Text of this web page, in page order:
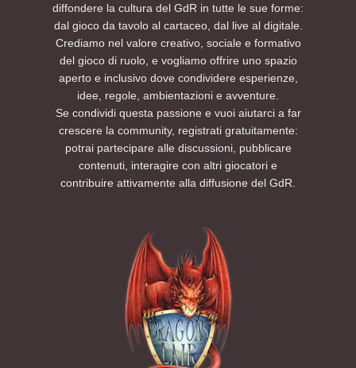
diffondere la cultura del GdR in tutte le sue forme:
dal gioco da tavolo al cartaceo, dal live al digitale.
Crediamo nel valore creativo, sociale e formativo
del gioco di ruolo, e vogliamo offrire uno spazio
aperto e inclusivo dove condividere esperienze,
idee, regole, ambientazioni e avventure.
Se condividi questa passione e vuoi aiutarci a far
crescere la community, registrati gratuitamente:
potrai partecipare alle discussioni, pubblicare
contenuti, interagire con altri giocatori e
contribuire attivamente alla diffusione del GdR.